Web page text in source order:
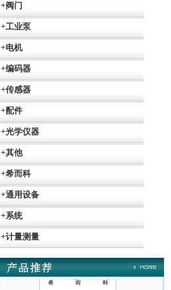
+阀门
+工业泵
+电机
+编码器
+传感器
+配件
+光学仪器
+其他
+希而科
+通用设备
+系统
+计量测量
Belimo SF24A-